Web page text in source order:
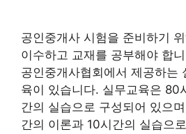
공인중개사 시험을 준비하기
이수하고 교재를 공부해야 합
공인중개사협회에서 제공하는
육이 있습니다. 실무교육은 80
간의 실습으로 구성되어 있으
간의 이론과 10시간의 실습으